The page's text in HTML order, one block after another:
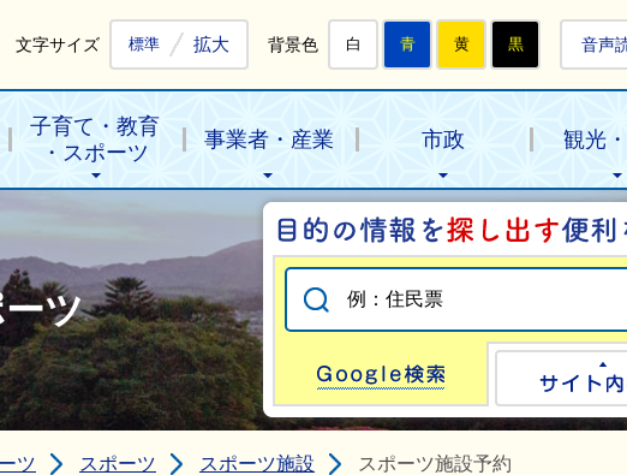
文字サイズ 標準 拡大 背景色 白 青 黄 黒 音声
子育て・教育
・スポーツ
事業者・産業 市政 観光
ツ
Google検索
ツ スポーツ スポーツ施設 スポーツ施設予約